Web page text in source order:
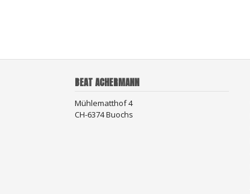
BEAT ACHERMANN
Mühlematthof 4
CH-6374 Buochs